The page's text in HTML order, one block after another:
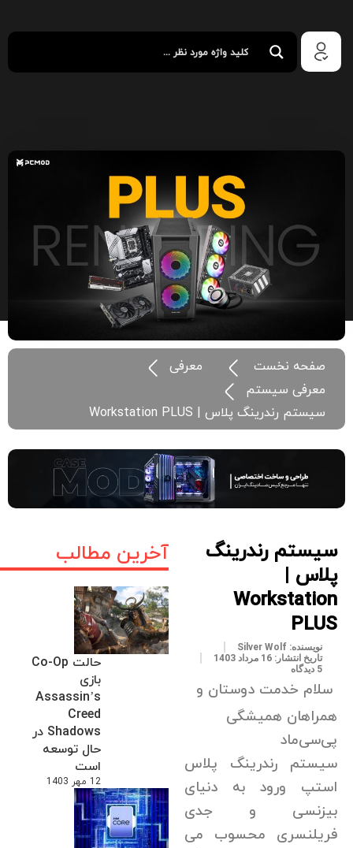
صفحه نخست
معرفی
معرفی سیستم
سیستم رندرینگ پلاس | Workstation PLUS
آخرین مطالب
حالت Co-Op
بازی
Assassin’s
Creed
Shadows در
حال توسعه
است
12 مهر 1403
سیستم رندرینگ
پلاس |
Workstation
PLUS
نویسنده: Silver Wolf
تاریخ انتشار: 16 مرداد 1403
5 دیدگاه
سلام خدمت دوستان و
همراهان همیشگی
پی‌سی‌ماد
سیستم رندرینگ پلاس
استپ ورود به دنیای
بیزنسی و جدی
فریلنسری محسوب می